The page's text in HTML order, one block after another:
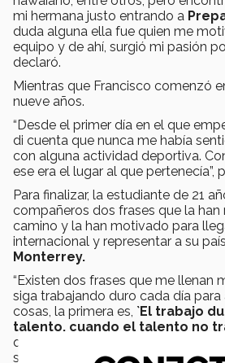
mi hermana justo entrando a
duda alguna ella fue quien me
equipo y de ahí, surgió mi pasión
declaró.
Mientras que Francisco comenzó
nueve años.
“Desde el primer día en el que
di cuenta que nunca me había
con alguna actividad deportiva.
ese era el lugar al que pertenecía”,
Para finalizar, la estudiante de 21
compañeros dos frases que la
camino y la han motivado para
internacional y representar a su
Monterrey.
“Existen dos frases que me llenan
siga trabajando duro cada día para
cosas, la primera es, `El trabajo
talento, cuando el talento no
que muchos tengan talento en este
solo te quedas con eso, no